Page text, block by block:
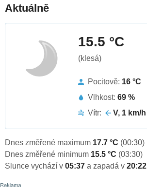
Aktuálně
15.5 °C
(klesá)
Pocitově: 16 °C
Vlhkost: 69 %
Vítr:
V, 1 km/h
Dnes změřené maximum 17.7 °C (00:30)
Dnes změřené minimum 15.5 °C (03:30)
Slunce vychází v 05:37 a zapadá v 20:22